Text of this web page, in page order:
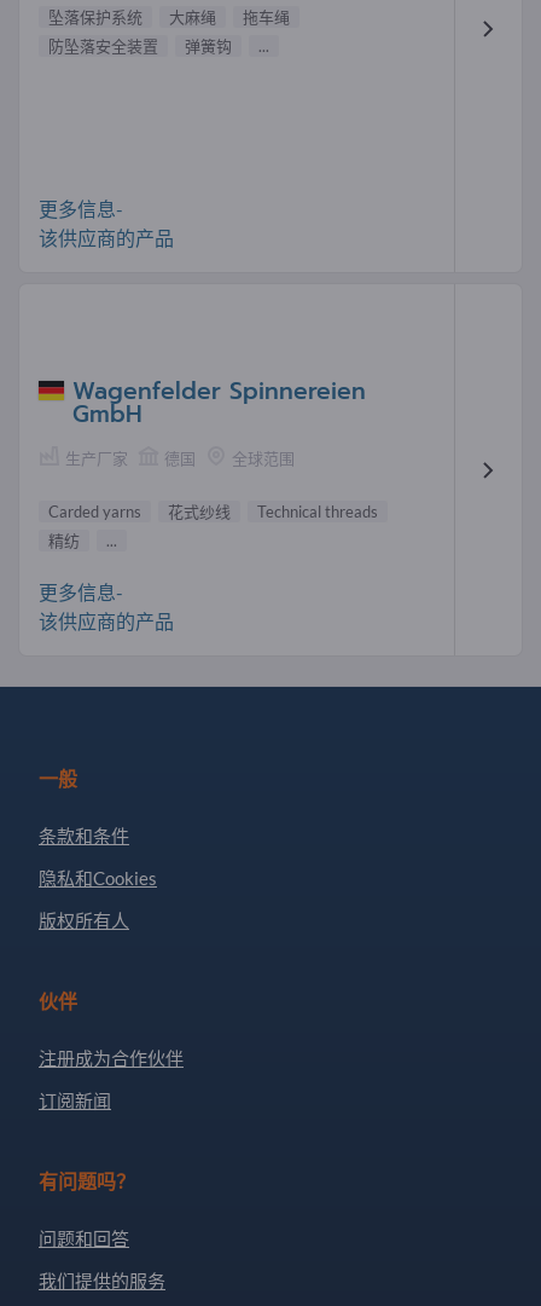
坠落保护系统
大麻绳
拖车绳
防坠落安全装置
弹簧钩 ...
更多信息-
该供应商的产品
Wagenfelder Spinnereien
GmbH
生产厂家 德国 全球范围
Carded yarns 花式纱线
Technical threads
精纺
...
更多信息-
该供应商的产品
一般
条款和条件
隐私和Cookies
版权所有人
伙伴
注册成为合作伙伴
订阅新闻
有问题吗？
问题和回答
我们提供的服务